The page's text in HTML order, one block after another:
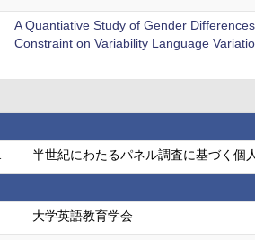
A Quantiative Study of Gender
Constraint on Variability Language
半世紀にわたるパネル調査に基づく個
大学英語教育学会